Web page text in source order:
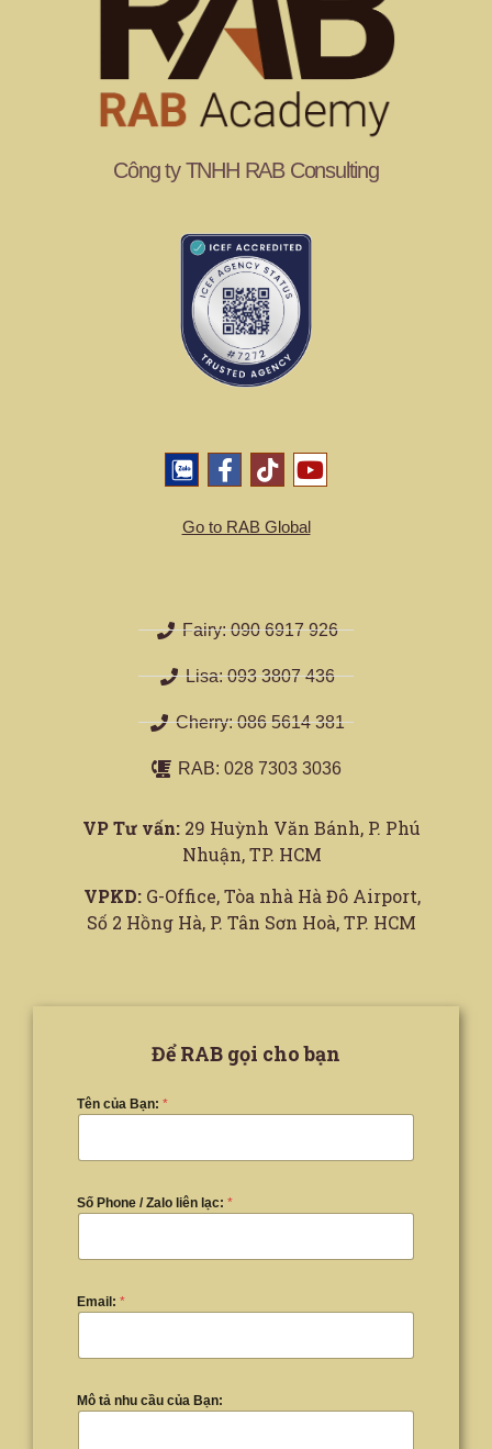
Công ty TNHH RAB Consulting
Go to RAB Global
Fairy: 090 6917 926
Lisa: 093 3807 436
Cherry: 086 5614 381
RAB: 028 7303 3036
VP Tư vấn: 29 Huỳnh Văn Bánh, P. Phú
Nhuận, TP. HCM
VPKD:G-Office, Tòa nhà Hà Đô Airport,
Số 2 Hồng Hà, P. Tân Sơn Hoà, TP. HCM
Để RAB gọi cho bạn
Tên của Bạn: *
Số Phone / Zalo liên lạc: *
Email: *
Mô tả nhu cầu của Bạn: